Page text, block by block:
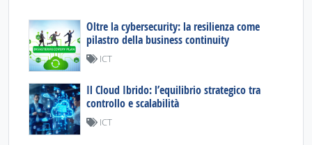
Oltre la cybersecurity: la resilienza come
pilastro della business continuity
ICT
Il Cloud Ibrido: l’equilibrio strategico tra
controllo e scalabilità
ICT